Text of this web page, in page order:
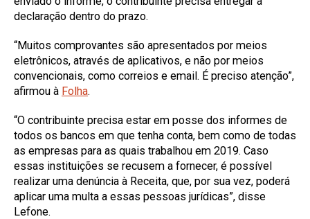
declaração dentro do prazo.
“Muitos comprovantes são apresentados por meios
eletrônicos, através de aplicativos, e não por meios
convencionais, como correios e email. É preciso atenção”,
afirmou à Folha.
“O contribuinte precisa estar em posse dos informes de
todos os bancos em que tenha conta, bem como de todas
as empresas para as quais trabalhou em 2019. Caso
essas instituições se recusem a fornecer, é possível
realizar uma denúncia à Receita, que, por sua vez, poderá
aplicar uma multa a essas pessoas jurídicas”, disse
Lefone.